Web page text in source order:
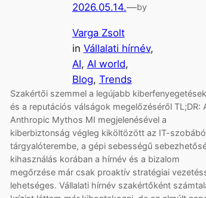
2026.05.14.—by
Varga Zsolt
in Vállalati hírnév
AI, AI world
Blog, Trends
Szakértői szemmel a legújabb
és a reputációs válságok megelőzéséről TL;DR:
Anthropic Mythos MI megjelenésével a
kiberbiztonság végleg kiköltözött az IT-
tárgyalóterembe, a gépi sebességű
kihasználás korában a hírnév és a bizalom
megőrzése már csak proaktív stratégiai
lehetséges. Vállalati hírnév szakértőként